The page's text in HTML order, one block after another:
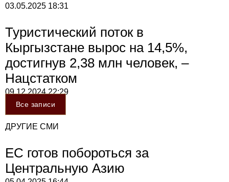
03.05.2025 18:31
Туристический поток в
Кыргызстане вырос на 14,5%,
достигнув 2,38 млн человек, –
Нацстатком
09.12.202422:29
Все записи
ДРУГИЕ СМИ
ЕС готов побороться за
Центральную Азию